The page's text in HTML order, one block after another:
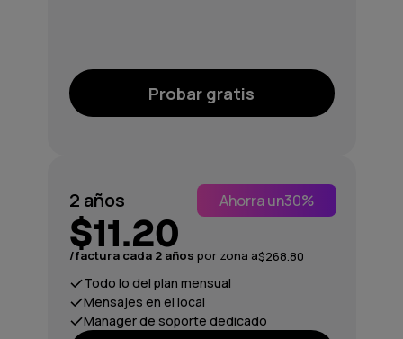
Probar gratis
2 años Ahorra un30%
$11.20
/factura cada 2 años por zona a$268.80
Todo lo del plan mensual
Mensajes en el local
Manager de soporte dedicado